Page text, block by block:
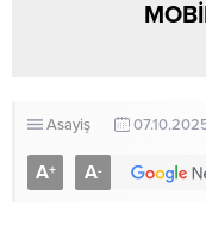
Asayiş
A+ A-